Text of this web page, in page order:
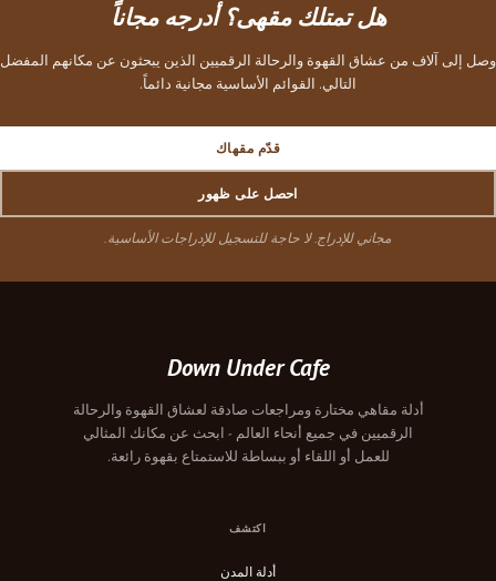
هل تمتلك مقهى؟ أدرجه مجاناً
وصل إلى آلاف من عشاق القهوة والرحالة الرقميين الذين يبحثون عن مكانهم المفضل
التالي. القوائم الأساسية مجانية دائماً.
قدّم مقهاك
احصل على ظهور
مجاني للإدراج. لا حاجة للتسجيل للإدراجات الأساسية.
Down Under Cafe
أدلة مقاهي مختارة ومراجعات صادقة لعشاق القهوة والرحالة
الرقميين في جميع أنحاء العالم - ابحث عن مكانك المثالي
للعمل أو اللقاء أو ببساطة للاستمتاع بقهوة رائعة.
اكتشف
أدلة المدن